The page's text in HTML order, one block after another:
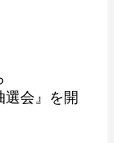
ら
会』を開